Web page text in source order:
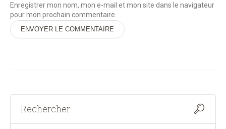
Enregistrer mon nom, mon e-mail et mon site dans le navigateur
pour mon prochain commentaire.